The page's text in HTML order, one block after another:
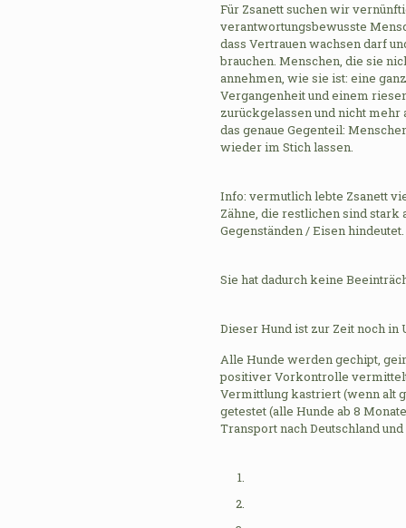
Für Zsanett suchen wir
verantwortungsbewusste
dass Vertrauen wachsen darf
brauchen. Menschen, die sie
annehmen, wie sie ist: eine
Vergangenheit und einem
zurückgelassen und nicht
das genaue Gegenteil:
wieder im Stich lassen.
Info: vermutlich lebte Zsanett
Zähne, die restlichen sind stark
Gegenständen / Eisen hindeutet.
Sie hat dadurch keine
Dieser Hund ist zur Zeit noch in
Alle Hunde werden gechipt,
positiver Vorkontrolle
Vermittlung kastriert (wenn alt
getestet (alle Hunde ab 8
Transport nach Deutschland